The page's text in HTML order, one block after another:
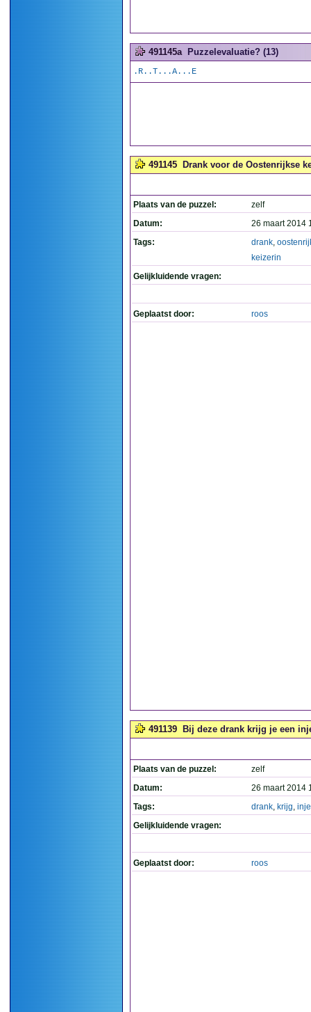
491145a Puzzelevaluatie? (13)
.R..T...A...E
491145 Drank voor de Oostenrijkse
Plaats van de puzzel:
zelf
Datum:
26 maart 2014
Tags:
drank,
keizerin
Gelijkluidende vragen:
Geplaatst door: roos
491139 Bij deze drank krijg je een
Plaats van de puzzel:
zelf
Datum:
26 maart 2014
Tags:
drank, krijg,
Gelijkluidende vragen:
Geplaatst door: roos